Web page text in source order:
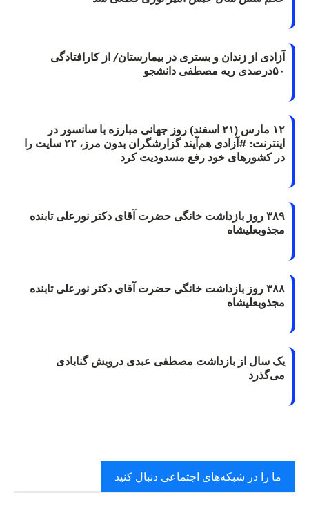
آزادی از زندان و بستری در بیمارستان/ از کارافتادگی
۵۰درصدی ریه مصطفی دانشجو
۱۲ مارس (۲۱ اسفند) روز جهانی مبارزه با سانسور در
اینترنت: #آزادی هم‌آیند گزارشگران‌ بدون مرز، ۲۲ سایت را
در کشورهای خود رفع مسدودیت کرد
۳۸۹ روز بازداشت خانگی حضرت آقای دکتر نورعلی تابنده
مجذوبعلیشاه
۳۸۸ روز بازداشت خانگی حضرت آقای دکتر نورعلی تابنده
مجذوبعلیشاه
یک سال از بازداشت مصطفی عبدی درویش گنابادی
می‌گذرد
ما را در شبکه‌های اجتماعی دنبال کنید